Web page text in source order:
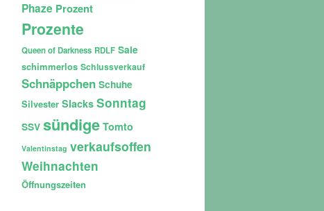
Phaze Prozent
Prozente
Queen of Darkness RDLF Sale
schimmerlos Schlussverkauf
Schnäppchen Schuhe
Silvester Slacks Sonntag
SSV sündige Tomto
Valentinstag verkaufsoffen
Weihnachten
Öffnungszeiten